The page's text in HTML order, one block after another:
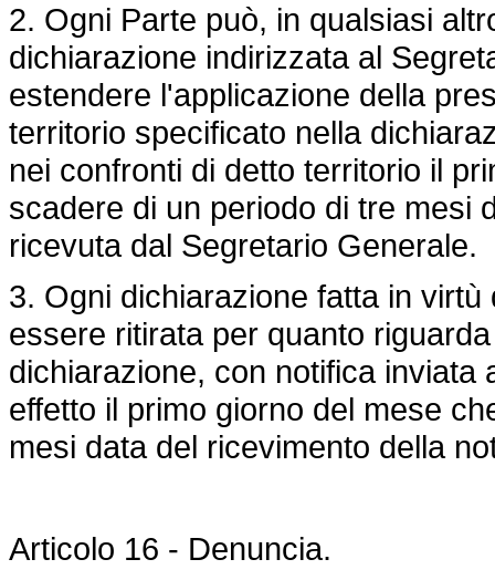
2. Ogni Parte può, in qualsiasi
dichiarazione indirizzata al
estendere l'applicazione della
territorio specificato nella
nei confronti di detto territorio il
scadere di un periodo di tre mesi
ricevuta dal Segretario Generale.
3. Ogni dichiarazione fatta in
essere ritirata per quanto
dichiarazione, con notifica inviata
effetto il primo giorno del mese
mesi data del ricevimento della
Articolo 16 - Denuncia.